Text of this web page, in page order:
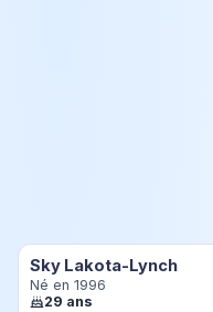
Sky Lakota-Lynch
Né en 1996
29 ans